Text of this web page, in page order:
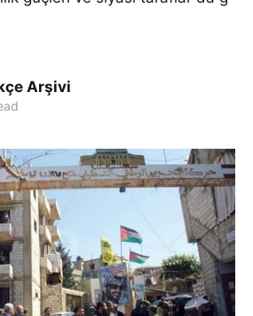
Arşivi